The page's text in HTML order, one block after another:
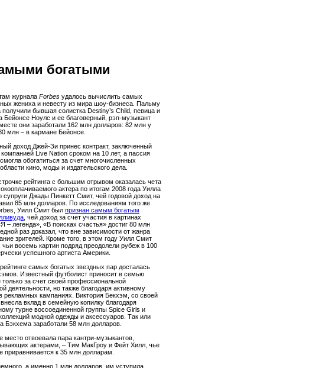
богатыми
журнала Forbes удалось вычислить самых
жениха и невесту из мира шоу-бизнеса. Пальму
получили бывшая солистка Destiny’s Child, певица и
Бейонсе Ноулс и ее благоверный, рэп-музыкант
они заработали 162 млн долларов: 82 млн у
млн – в кармане Бейонсе.
доход Джей-Зи принес контракт, заключенный
Live Nation сроком на 10 лет, а пассия
обогатиться за счет многочисленных
кино, моды и издательского дела.
рейтинга с большим отрывом оказалась чета
актера по итогам 2008 года Уилла
супруги Джады Пинкетт Смит, чей годовой доход на
85 млн долларов. По исследованиям того же
Уилл Смит был признан самым богатым
, чей доход за счет участия в картинах
– легенда», «В поисках счастья» достиг 80 млн
раз доказал, что вне зависимости от жанра
зрителей. Кроме того, в этом году Уилл Смит
восемь картин подряд преодолели рубеж в 100
успешного артиста Америки.
самых богатых звездных пар досталась
Известный футболист приносит в семью
только за счет своей профессиональной
деятельности, но также благодаря активному
рекламных кампаниях. Виктория Бекхэм, со своей
вклад в семейную копилку благодаря
турне воссоединенной группы Spice Girls и
модной одежды и аксессуаров. Так или
Бэкхема заработали 58 млн долларов.
место отвоевала пара кантри-музыкантов,
актерами, – Тим МакГроу и Фейт Хилл, чье
приравнивается к 35 млн долларам.
а именно 1 млн долларов, им уступила